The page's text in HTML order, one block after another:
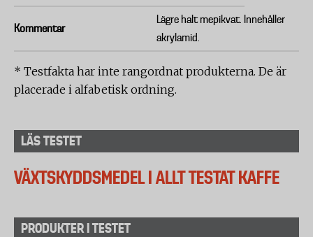
Kommentar
Lägre halt mepikvat. Innehåller
akrylamid.
* Testfakta har inte rangordnat produkterna. De är
placerade i alfabetisk ordning.
LÄS TESTET
VÄXTSKYDDSMEDEL I ALLT TESTAT KAFFE
PRODUKTER I TESTET